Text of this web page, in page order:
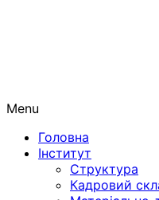
Menu
Головна
Інститут
Структура
Кадровий